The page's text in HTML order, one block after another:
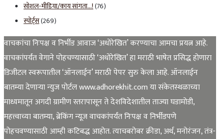
सोशल-मीडिया/काय सांगता…!(76)
स्पोर्ट्स(269)
वाचकांचा निःपक्ष व निर्भीड आवाज ‘अधोरेखित’ करण्याचा आमचा प्रयत्न आहे.
वाचकांपर्यंत वेगाने पोहचण्यासाठी ‘अधोरेखित’ हा मराठी भाषेत प्रसिद्ध होणारा
डिजीटल स्वरूपातील ‘ऑनलाईन’ मराठी पेपर सुरु केला आहे. ऑनलाईन
बातम्या देणाऱ्या न्युज पोर्टल www.adhorekhit.com या संकेतस्थळाच्या
माध्यमातून अगदी ग्रामीण स्तरापासून ते देशविदेशातील ताज्या घडामोडी,
महत्त्वाच्या बातम्या, ब्रेकिंग न्यूज वाचकांपर्यंत निःपक्ष व निर्भीडपणे
पोहचवण्यासाठी आम्ही कटिबद्ध आहोत. त्याचबरोबर क्रीडा, अर्थ, मनोरंजन, तंत्र-